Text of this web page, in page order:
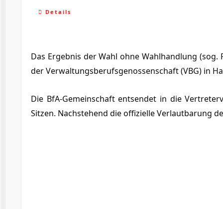
Details
Das Ergebnis der Wahl ohne Wahlhandlung
der Verwaltungsberufsgenossenschaft (VBG) in
Die BfA-Gemeinschaft entsendet in die
Sitzen. Nachstehend die offizielle Verlautbarung